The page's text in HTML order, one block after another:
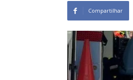
Compartilhar